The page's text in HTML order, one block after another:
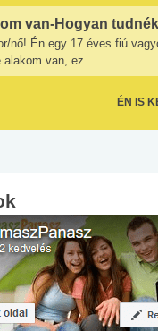
van-Hogyan
nő! Én egy 17 éves fiú
van, ez...
ÉN IS